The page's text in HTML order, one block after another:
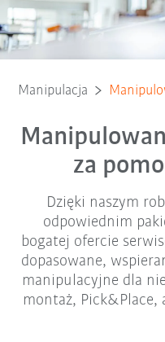
Manipulacja
za
Dzięki naszym
odpowiednim
bogatej ofercie
dopasowane,
manipulacyjne dla
montaż, Pick&Place,